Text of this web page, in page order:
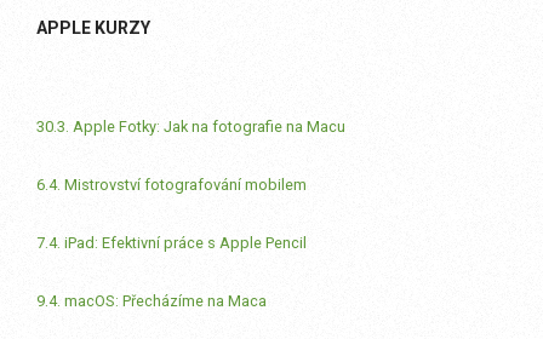
APPLE KURZY
30.3. Apple Fotky: Jak na fotografie na Macu
6.4. Mistrovství fotografování mobilem
7.4. iPad: Efektivní práce s Apple Pencil
9.4. macOS: Přecházíme na Maca